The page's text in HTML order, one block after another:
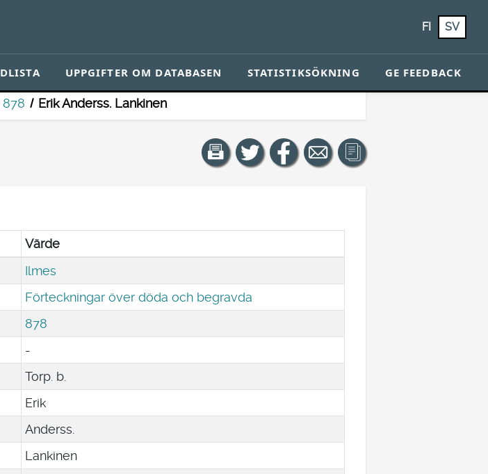
FI SV
UPPGIFTER OM DATABASEN STATISTIKSÖKNING GE FEEDBACK
878 Erik Anderss. Lankinen
Värde
Ilmes
Förteckningar över döda och begravda
878
-
Torp. b.
Erik
Anderss.
Lankinen